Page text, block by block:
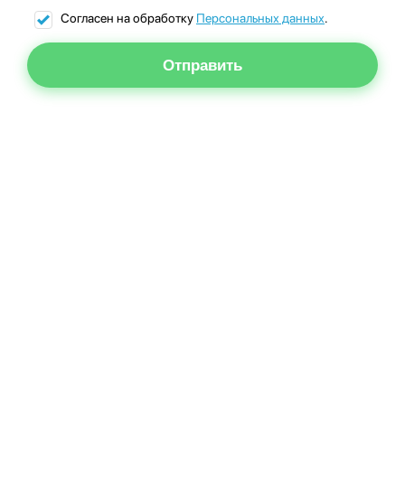
Согласен на обработку Персональных данных.
Отправить